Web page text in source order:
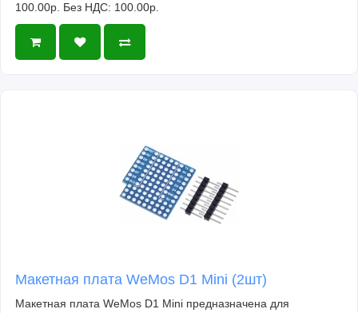
100.00р. Без НДС: 100.00р.
Макетная плата WeMos D1 Mini (2шт)
Макетная плата WeMos D1 Mini предназначена для